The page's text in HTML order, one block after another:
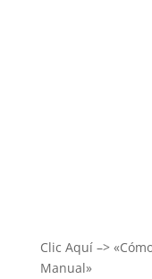
Clic Aquí –>
Manual»